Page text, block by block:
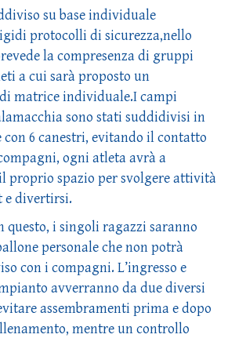
su base individuale
protocolli di sicurezza,nello
la compresenza di gruppi
a cui sarà proposto un
matrice individuale.I campi
sono stati suddidivisi in
con 6 canestri, evitando il contatto
ogni atleta avrà a
proprio spazio per svolgere attività
e divertirsi.
questo, i singoli ragazzi saranno
personale che non potrà
con i compagni. L’ingresso e
avverranno da due diversi
assembramenti prima e dopo
mentre un controllo